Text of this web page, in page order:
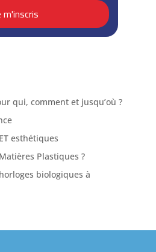
qui, comment et jusqu’où ?
esthétiques
Plastiques ?
biologiques à